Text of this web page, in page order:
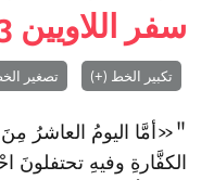
سفر اللاويين
تكبير الخط (+) تصغير
"«أمَّا اليومُ العاشرُ مِنَ
الكفَّارةِ وفيهِ تحتفلونَ